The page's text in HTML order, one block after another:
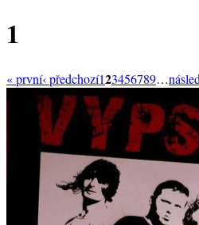
1
« první‹ předchozí123456789…